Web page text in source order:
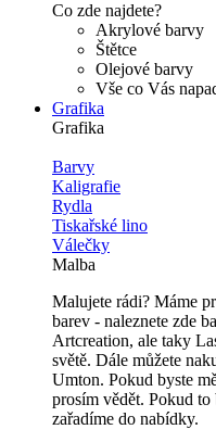
Co zde najdete?
Akrylové barvy
Štětce
Olejové barvy
Vše co Vás
Grafika
Grafika
Barvy
Kaligrafie
Rydla
Tiskařské lino
Válečky
Malba
Malujete rádi? Máme
barev - naleznete zde
Artcreation, ale taky
světě. Dále můžete
Umton. Pokud byste
prosím vědět. Pokud
zařadíme do nabídky.